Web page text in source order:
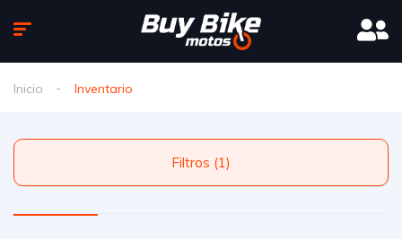
Inicio Inventario
Filtros (1)